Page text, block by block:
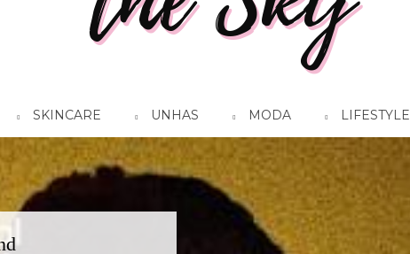
SKINCARE UNHAS MODA LIFESTYLE